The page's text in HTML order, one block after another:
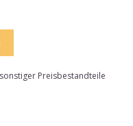
Preisbestandteile